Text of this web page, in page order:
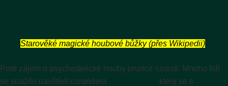
Starověké magické houbové bůžky(přes Wikipedii)
Poté zájem o psychedelické houby prudce vzrostl. Mnoho lidí
se snažilo navštívit curandera
který se s